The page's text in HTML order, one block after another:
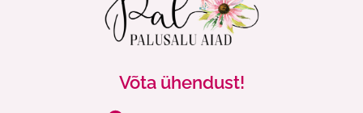
Võta ühendust!